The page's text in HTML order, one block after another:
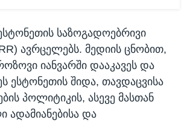
საზოგადოებრივი
ავრცელებს. მედიის ცნობით,
იანვარში დააკავეს და
ესტონეთის შიდა, თავდაცვისა
პოლიტიკის, ასევე მასთან
ადამიანებისა და